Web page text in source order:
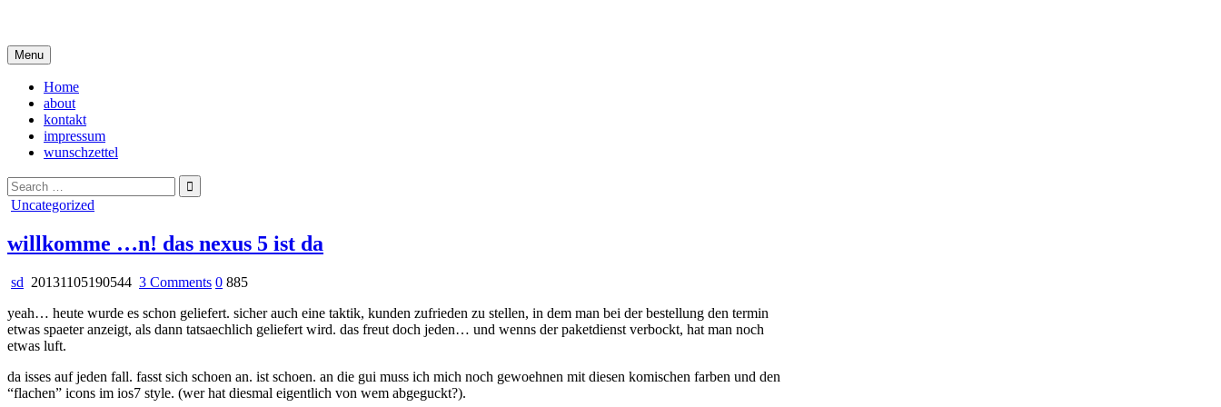
content
Menu
Home
about
kontakt
impressum
wunschzettel
Search
for:
Posted
Uncategorized
willkomme …n! das nexus 5 ist da
sd 20131105190544 3 Commentson
…
n!
5
ist
0 885
yeah… heute wurde es schon geliefert. sicher auch eine taktik, kunden zufrieden zu stellen, in dem man bei der bestellung den termin
etwas spaeter anzeigt, als dann tatsaechlich geliefert wird. das freut doch jeden… und wenns der paketdienst verbockt, hat man noch
etwas luft.
da isses auf jeden fall. fasst sich schoen an. ist schoen. an die gui muss ich mich noch gewoehnen mit diesen komischen farben und den
“flachen” icons im ios7 style. (wer hat diesmal eigentlich von wem abgeguckt?).